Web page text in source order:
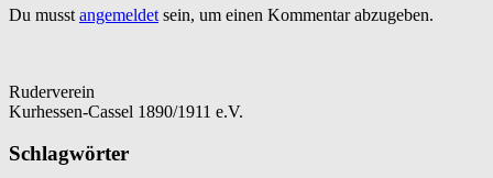
Du musst angemeldet sein, um einen Kommentar abzugeben.
Ruderverein
Kurhessen-Cassel 1890/1911 e.V.
Schlagwörter